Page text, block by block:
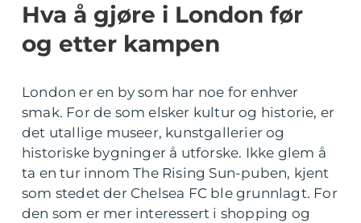
Hva å gjøre i London før
og etter kampen
London er en by som har noe for enhver
smak. For de som elsker kultur og historie, er
det utallige museer, kunstgallerier og
historiske bygninger å utforske. Ikke glem å
ta en tur innom The Rising Sun-puben, kjent
som stedet der Chelsea FC ble grunnlagt. For
den som er mer interessert i shopping og